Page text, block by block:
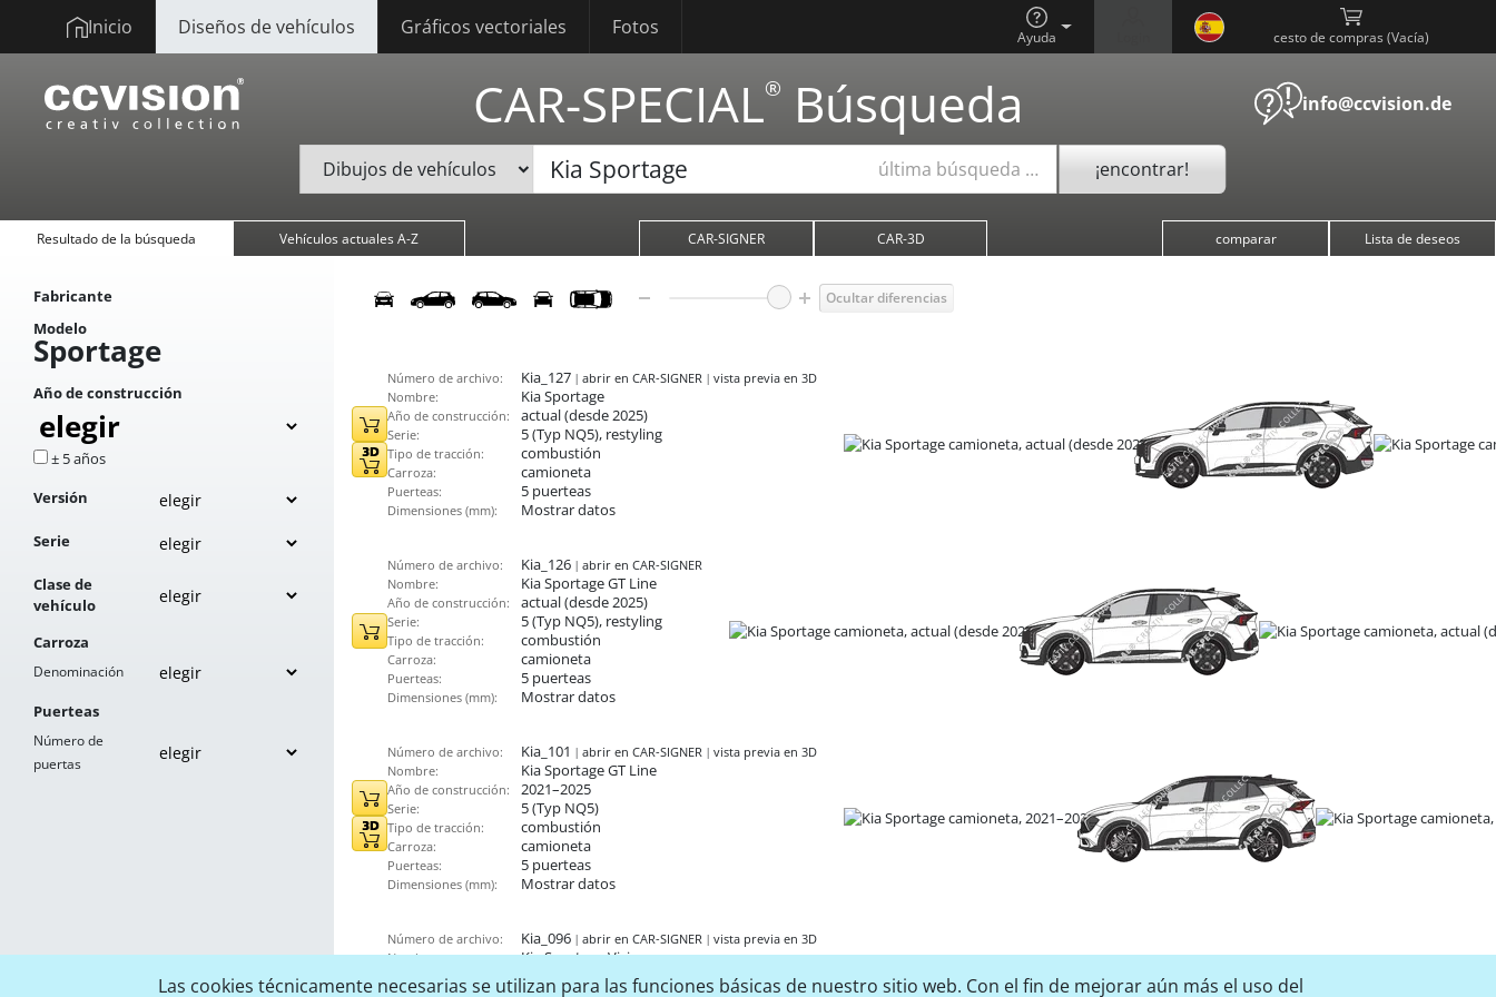
Las cookies técnicamente necesarias se utilizan para las funciones básicas de nuestro sitio web. Con el fin de mejorar aún más el uso del
Inicio Diseños de vehículos Gráficos vectoriales Fotos Ayuda cesto de compras ( )
CAR-SPECIAL® Búsqueda info@ccvision.de
última búsqueda … ¡encontrar!
Resultado de la búsqueda Vehículos actuales A-Z CAR-SIGNER CAR-3D comparar Lista de deseos
Fabricante
Modelo
Sportage
Año de construcción
± 5 años
Versión
Serie
Clase de
vehículo
Carroza
Denominación
Puerteas
Número de
puertas
Ocultar diferencias
Número de archivo: Kia_127 abrir en CAR-SIGNER
vista previa en 3D
Nombre:
Kia Sportage
Año de construcción: actual (desde 2025)
Serie: 5 (Typ NQ5), restyling
Tipo de tracción: combustión
Carroza: camioneta
Puerteas: 5 puerteas
Dimensiones (mm): Mostrar datos
Número de archivo: Kia_126
abrir en CAR-SIGNER
Nombre:
Kia SportageGT Line
Año de construcción: actual (desde 2025)
Serie: 5 (Typ NQ5), restyling
Tipo de tracción: combustión
Carroza: camioneta
Puerteas: 5 puerteas
Dimensiones (mm): Mostrar datos
Número de archivo: Kia_101 abrir en CAR-SIGNER
vista previa en 3D
Nombre:
Kia SportageGT Line
Año de construcción: 2021–2025
Serie: 5 (Typ NQ5)
Tipo de tracción: combustión
Carroza: camioneta
Puerteas: 5 puerteas
Dimensiones (mm): Mostrar datos
Número de archivo: Kia_096 abrir en CAR-SIGNER
vista previa en 3D
Nombre:
Kia SportageVision
Año de construcción: 2019–2021